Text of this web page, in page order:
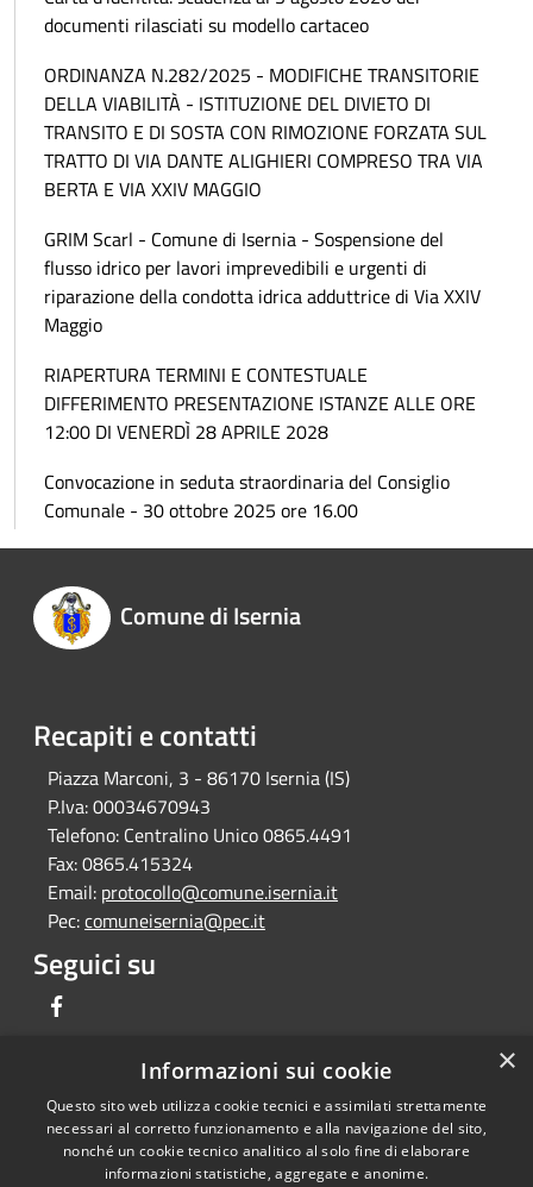
documenti rilasciati su modello cartaceo
ORDINANZA N.282/2025 - MODIFICHE TRANSITORIE
DELLA VIABILITÀ - ISTITUZIONE DEL DIVIETO DI
TRANSITO E DI SOSTA CON RIMOZIONE FORZATA SUL
TRATTO DI VIA DANTE ALIGHIERI COMPRESO TRA VIA
BERTA E VIA XXIV MAGGIO
GRIM Scarl - Comune di Isernia - Sospensione del
flusso idrico per lavori imprevedibili e urgenti di
riparazione della condotta idrica adduttrice di Via XXIV
Maggio
RIAPERTURA TERMINI E CONTESTUALE
DIFFERIMENTO PRESENTAZIONE ISTANZE ALLE ORE
12:00 DI VENERDÌ 28 APRILE 2028
Convocazione in seduta straordinaria del Consiglio
Comunale - 30 ottobre 2025 ore 16.00
Comune di Isernia
Recapiti e contatti
Piazza Marconi, 3 - 86170 Isernia (IS)
P.Iva:00034670943
Telefono: Centralino Unico 0865.4491
Fax:0865.415324
Email: protocollo@comune.isernia.it
Pec:comuneisernia@pec.it
Seguici su
RSS
Accessibilità
Copyright © 2026 • Comune di
Isernia • Powered by
Municipium•Accesso
×
Informazioni sui cookie
Questo sito web utilizza cookie tecnici e assimilati strettamente
necessari al corretto funzionamento e alla navigazione del sito,
nonché un cookie tecnico analitico al solo fine di elaborare
informazioni statistiche, aggregate e anonime.